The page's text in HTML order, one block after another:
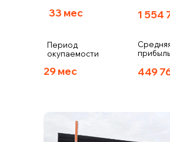
33 мес
29 мес
Период
окупаемости
1 554
449